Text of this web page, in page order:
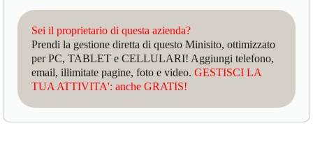
Sei il proprietario di questa azienda?
Prendi la gestione diretta di questo Minisito, ottimizzato
per PC, TABLET e CELLULARI! Aggiungi telefono,
email, illimitate pagine, foto e video.GESTISCI LA
TUA ATTIVITA': anche GRATIS!